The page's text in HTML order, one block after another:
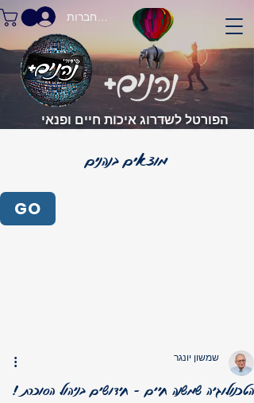
הפורטל לשדרוג איכות חיים ופנאי
התחברות
GO
הטכנולוגיה שמשנה חיים - חידושים בניהול הסוכרת !
שמשון יונגר